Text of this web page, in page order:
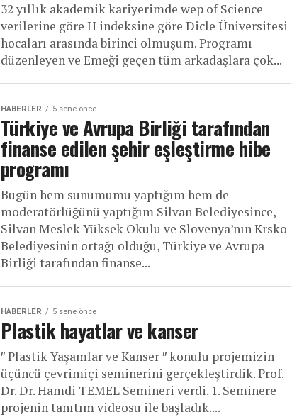
32 yıllık akademik kariyerimde wep of Science
verilerine göre H indeksine göre Dicle Üniversitesi
hocaları arasında birinci olmuşum. Programı
düzenleyen ve Emeği geçen tüm arkadaşlara çok...
HABERLER 5 sene önce
Türkiye ve Avrupa Birliği tarafından
finanse edilen şehir eşleştirme hibe
programı
Bugün hem sunumumu yaptığım hem de
moderatörlüğünü yaptığım Silvan Belediyesince,
Silvan Meslek Yüksek Okulu ve Slovenya’nın Krsko
Belediyesinin ortağı olduğu, Türkiye ve Avrupa
Birliği tarafından finanse...
HABERLER 5 sene önce
Plastik hayatlar ve kanser
′′ Plastik Yaşamlar ve Kanser ′′ konulu projemizin
üçüncü çevrimiçi seminerini gerçekleştirdik. Prof.
Dr. Dr. Hamdi TEMEL Semineri verdi. 1. Seminere
projenin tanıtım videosu ile başladık....